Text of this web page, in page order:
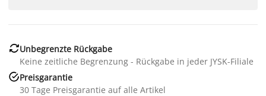
Unbegrenzte Rückgabe
Keine zeitliche Begrenzung - Rückgabe in jeder JYSK-Filiale
Preisgarantie
30 Tage Preisgarantie auf alle Artikel